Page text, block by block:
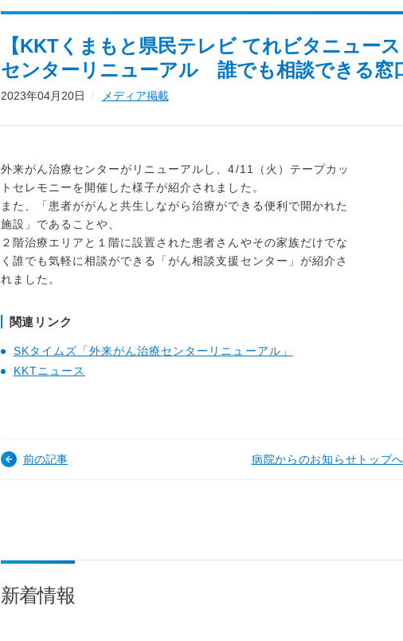
【KKTくまもと県民テレビ てれビタニュー
センターリニューアル 誰でも相談できる
2023年04月20日 メディア掲載
外来がん治療センターがリニューアルし、4/11（火）テープカッ
トセレモニーを開催した様子が紹介されました。
また、「患者ががんと共生しながら治療ができる便利で開かれた
施設」であることや、
２階治療エリアと１階に設置された患者さんやその家族だけでな
く誰でも気軽に相談ができる「がん相談支援センター」が紹介さ
れました。
関連リンク
SKタイムズ「外来がん治療センターリニューアル」
KKTニュース
前の記事 病院からのお知らせトップ
新着情報